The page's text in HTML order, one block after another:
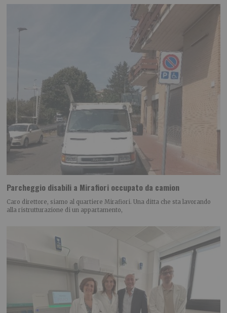
Parcheggio disabili a Mirafiori occupato da camion
Caro direttore, siamo al quartiere Mirafiori. Una ditta che sta lavorando
alla ristrutturazione di un appartamento,